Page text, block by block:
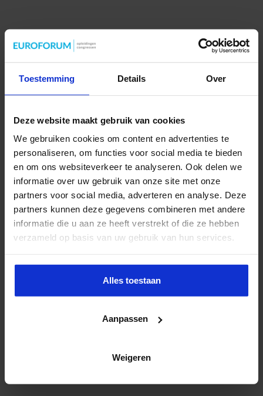
Toestemming Details Over
Deze website maakt gebruik van cookies
We gebruiken cookies om content en advertenties te
personaliseren, om functies voor social media te bieden
en om ons websiteverkeer te analyseren. Ook delen we
informatie over uw gebruik van onze site met onze
partners voor social media, adverteren en analyse. Deze
partners kunnen deze gegevens combineren met andere
informatie die u aan ze heeft verstrekt of die ze hebben
verzameld op basis van uw gebruik van hun services.
Alles toestaan
Aanpassen
Weigeren